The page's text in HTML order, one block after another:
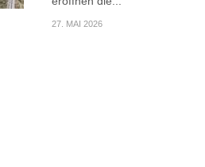
27. MAI 2026